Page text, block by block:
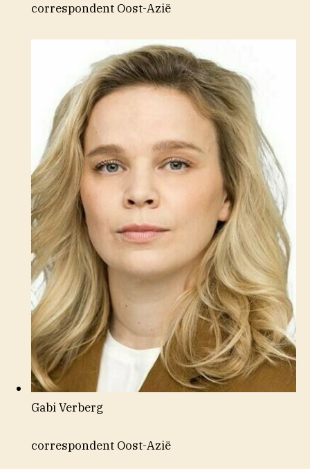
correspondent Oost-Azië
Gabi Verberg
correspondent Oost-Azië